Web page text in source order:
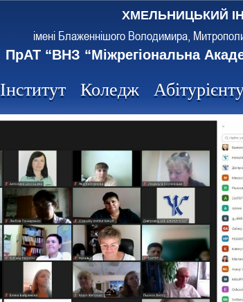
імені Блаженнішого Володимира,
ХМЕЛЬНИЦЬКИЙ
ПрАТ “ВНЗ “Міжрегіональна
Інститут Коледж